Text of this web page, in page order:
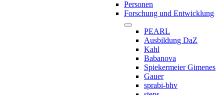
Personen
Forschung und Entwicklung
PEARL
Ausbildung DaZ
Kahl
Babanova
Spiekermeier Gimenes
Gauer
sprabi-bhv